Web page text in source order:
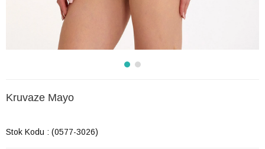
Kruvaze Mayo
Stok Kodu (0577-3026)